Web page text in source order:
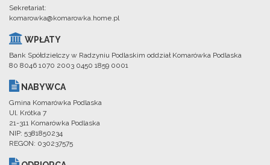
Sekretariat:
komarowka@komarowka.home.pl
WPŁATY
Bank Spółdzielczy w Radzyniu Podlaskim oddział Komarówka Podlaska
80 8046 1070 2003 0450 1859 0001
NABYWCA
Gmina Komarówka Podlaska
Ul. Krótka 7
21-311 Komarówka Podlaska
NIP: 5381850234
REGON: 030237575